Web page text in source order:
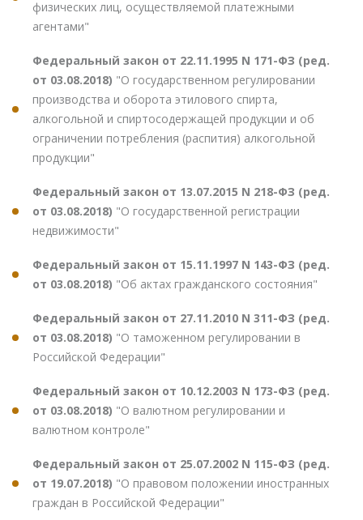
физических лиц, осуществляемой платежными
агентами"
Федеральный закон от 22.11.1995 N 171-ФЗ (ред.
от 03.08.2018) "О государственном регулировании
производства и оборота этилового спирта,
алкогольной и спиртосодержащей продукции и об
ограничении потребления (распития) алкогольной
продукции"
Федеральный закон от 13.07.2015 N 218-ФЗ (ред.
от 03.08.2018) "О государственной регистрации
недвижимости"
Федеральный закон от 15.11.1997 N 143-ФЗ (ред.
от 03.08.2018) "Об актах гражданского состояния"
Федеральный закон от 27.11.2010 N 311-ФЗ (ред.
от 03.08.2018) "О таможенном регулировании в
Российской Федерации"
Федеральный закон от 10.12.2003 N 173-ФЗ (ред.
от 03.08.2018) "О валютном регулировании и
валютном контроле"
Федеральный закон от 25.07.2002 N 115-ФЗ (ред.
от 19.07.2018) "О правовом положении иностранных
граждан в Российской Федерации"